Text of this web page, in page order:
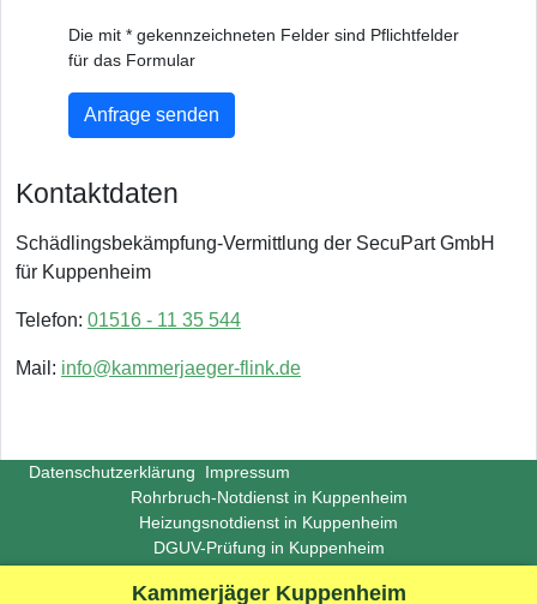
Kammerjäger Kuppenheim
Die mit * gekennzeichneten Felder sind Pflichtfelder
für das Formular
Anfrage senden
Kontaktdaten
Schädlingsbekämpfung-Vermittlung der SecuPart GmbH
für Kuppenheim
Telefon: 01516 - 11 35 544
Mail: info@kammerjaeger-flink.de
Datenschutzerklärung
Impressum
Rohrbruch-Notdienst in Kuppenheim
Heizungsnotdienst in Kuppenheim
DGUV-Prüfung in Kuppenheim
(Last update 2026-06-29)